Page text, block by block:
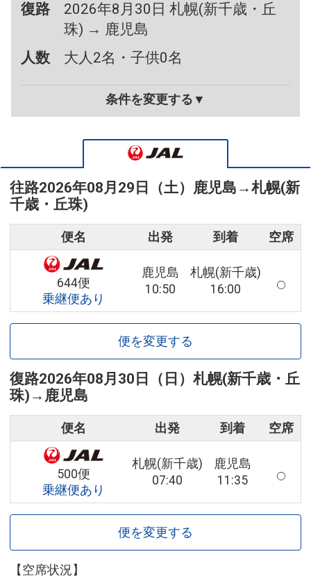
復路
2026年8月30日 札幌(新千歳・丘
珠) → 鹿児島
人数
大人2名・子供0名
条件を変更する▼
往路2026年08月29日（土） 鹿児島 →札幌(新
千歳・丘珠)
便名 出発 到着 空席
644便
乗継便あり
鹿児島
10:50
札幌(新千歳)
16:00
便を変更する
復路2026年08月30日（日） 札幌(新千歳・丘
珠) → 鹿児島
便名 出発 到着 空席
500便
乗継便あり
札幌(新千歳)
07:40
鹿児島
11:35
便を変更する
【空席状況】